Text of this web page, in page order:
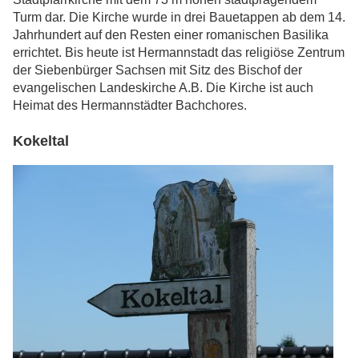
Turm dar. Die Kirche wurde in drei Bauetappen ab dem 14.
Jahrhundert auf den Resten einer romanischen Basilika
errichtet. Bis heute ist Hermannstadt das religiöse Zentrum
der Siebenbürger Sachsen mit Sitz des Bischof der
evangelischen Landeskirche A.B. Die Kirche ist auch
Heimat des Hermannstädter Bachchores.
Kokeltal